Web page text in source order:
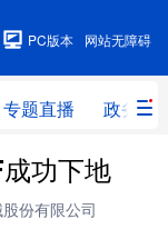
网站无障碍
PC版本
专题直播 政务信
政务信息
功下地
份有限公司